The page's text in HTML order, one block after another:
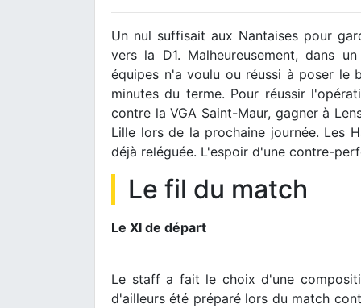
Un nul suffisait aux Nantaises pour
vers la D1. Malheureusement, dans
équipes n'a voulu ou réussi à poser le
minutes du terme. Pour réussir
contre la VGA Saint-Maur, gagner à
Lille lors de la prochaine journée. Les
déjà reléguée. L'espoir d'une contre-
Le fil du match
Le XI de départ
Le staff a fait le choix d'une
d'ailleurs été préparé lors du match